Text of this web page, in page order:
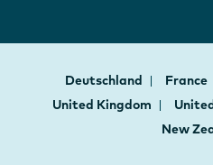
Deutschland France
United Kingdom
New